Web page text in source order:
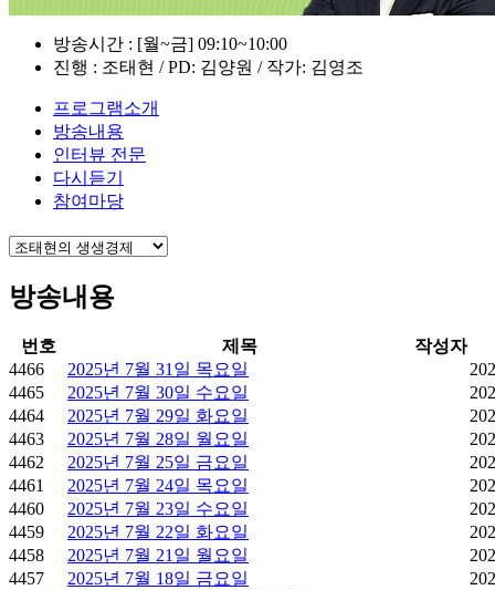
방송시간 : [월~금] 09:10~10:00
진행 : 조태현 / PD: 김양원 / 작가: 김영조
프로그램소개
방송내용
인터뷰 전문
다시듣기
참여마당
방송내용
번호 제목
작성자
4466
2025년 7월 31일 목요일
4465
2025년 7월 30일 수요일
4464
2025년 7월 29일 화요일
4463
2025년 7월 28일 월요일
4462
2025년 7월 25일 금요일
4461
2025년 7월 24일 목요일
4460
2025년 7월 23일 수요일
4459
2025년 7월 22일 화요일
4458
2025년 7월 21일 월요일
4457
2025년 7월 18일 금요일